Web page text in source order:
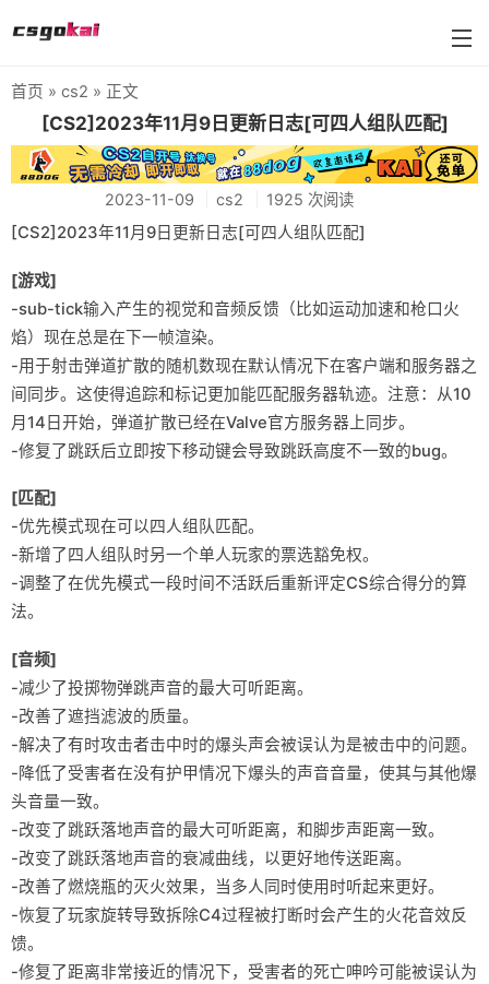
farmskins
88dog
flamecases
88hash-jp
首页 » cs2 » 正文
[CS2]2023年11月9日更新日志[可四人组队匹配]
2023-11-09 cs2 1925 次阅读
[CS2]2023年11月9日更新日志[可四人组队匹配]
[游戏]
-sub-tick输入产生的视觉和音频反馈（比如运动加速和枪口火
焰）现在总是在下一帧渲染。
-用于射击弹道扩散的随机数现在默认情况下在客户端和服务器之
间同步。这使得追踪和标记更加能匹配服务器轨迹。注意：从10
月14日开始，弹道扩散已经在Valve官方服务器上同步。
-修复了跳跃后立即按下移动键会导致跳跃高度不一致的bug。
[匹配]
-优先模式现在可以四人组队匹配。
-新增了四人组队时另一个单人玩家的票选豁免权。
-调整了在优先模式一段时间不活跃后重新评定CS综合得分的算
法。
[音频]
-减少了投掷物弹跳声音的最大可听距离。
-改善了遮挡滤波的质量。
-解决了有时攻击者击中时的爆头声会被误认为是被击中的问题。
-降低了受害者在没有护甲情况下爆头的声音音量，使其与其他爆
头音量一致。
-改变了跳跃落地声音的最大可听距离，和脚步声距离一致。
-改变了跳跃落地声音的衰减曲线，以更好地传送距离。
-改善了燃烧瓶的灭火效果，当多人同时使用时听起来更好。
-恢复了玩家旋转导致拆除C4过程被打断时会产生的火花音效反
馈。
-修复了距离非常接近的情况下，受害者的死亡呻吟可能被误认为